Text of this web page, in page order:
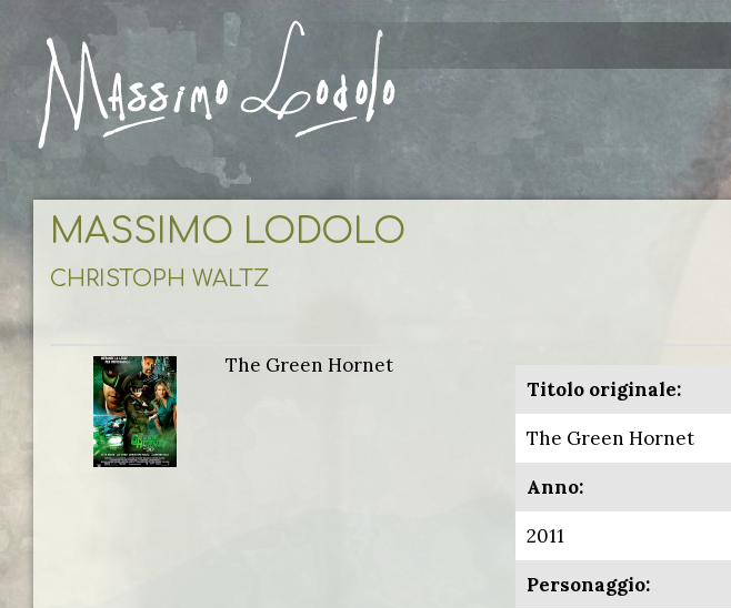
MASSIMO LODOLO
CHRISTOPH WALTZ
The Green Hornet
Titolo originale:
The Green Hornet
Anno:
2011
Personaggio: